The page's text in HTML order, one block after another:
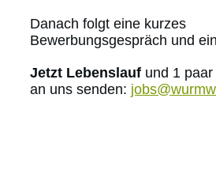
Danach folgt eine kurzes
Bewerbungsgespräch und
Jetzt Lebenslauf und 1
an uns senden: